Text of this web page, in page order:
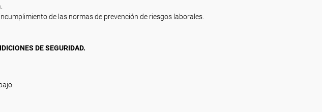
de las normas de prevención de riesgos laborales.
DE SEGURIDAD.